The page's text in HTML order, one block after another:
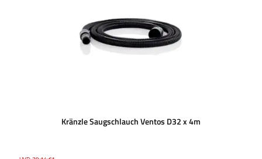
Kränzle Saugschlauch Ventos D32 x 4m